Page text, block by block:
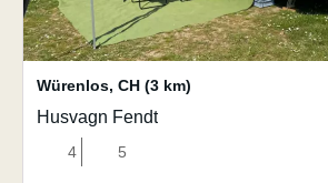
Würenlos, CH (3 km)
Husvagn Fendt
4 5